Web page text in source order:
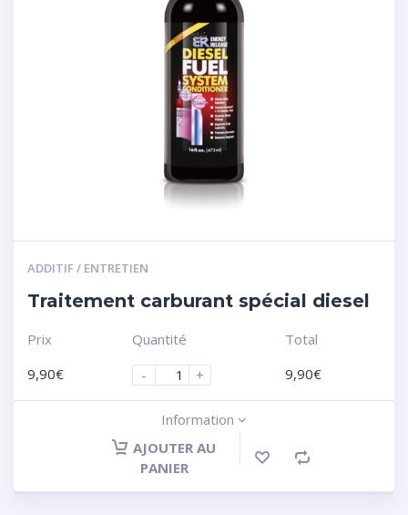
ADDITIF / ENTRETIEN
Traitement carburant spécial diesel
Prix
9,90€
Quantité
-
+
Total
9,90€
Information
AJOUTER AU
PANIER